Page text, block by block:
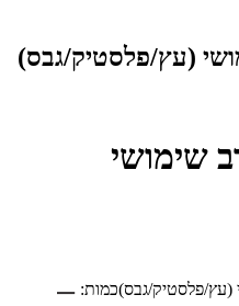
4.5" רב שימושי
כמות: